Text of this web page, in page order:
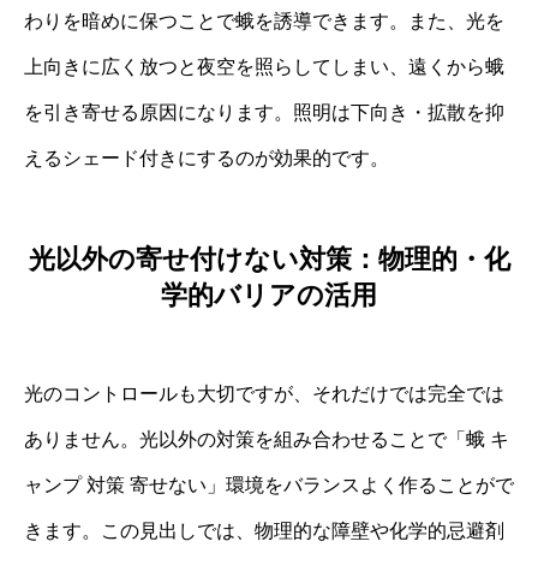
わりを暗めに保つことで蛾を誘導できます。また、光を
上向きに広く放つと夜空を照らしてしまい、遠くから蛾
を引き寄せる原因になります。照明は下向き・拡散を抑
えるシェード付きにするのが効果的です。
光以外の寄せ付けない対策：物理的・化
学的バリアの活用
光のコントロールも大切ですが、それだけでは完全では
ありません。光以外の対策を組み合わせることで「蛾 キ
ャンプ 対策 寄せない」環境をバランスよく作ることがで
きます。この見出しでは、物理的な障壁や化学的忌避剤